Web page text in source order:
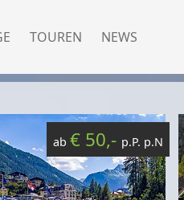
TOUREN NEWS
ab € 50,- p.P. p.N